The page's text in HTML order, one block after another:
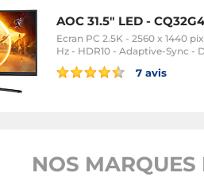
AOC 31.5" LED -
Ecran PC 2.5K - 2560 x 1440
Hz - HDR10 - Adaptive-Sync -
7 avis
NOS MARQUES